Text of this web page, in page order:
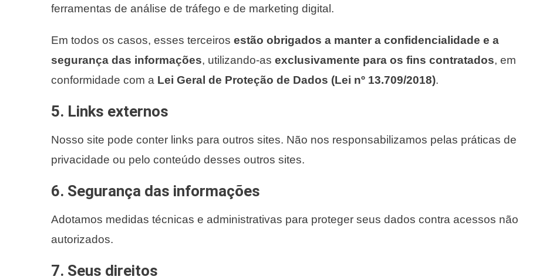
ferramentas de análise de tráfego e de marketing digital.
Em todos os casos, esses terceiros estão obrigados a manter a confidencialidade e a
segurança das informações, utilizando-as exclusivamente para os fins contratados, em
conformidade com a Lei Geral de Proteção de Dados (Lei nº 13.709/2018).
5. Links externos
Nosso site pode conter links para outros sites. Não nos responsabilizamos pelas práticas de
privacidade ou pelo conteúdo desses outros sites.
6. Segurança das informações
Adotamos medidas técnicas e administrativas para proteger seus dados contra acessos não
autorizados.
7. Seus direitos